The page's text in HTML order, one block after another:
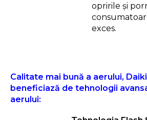
opririle și
exces.
Calitate mai bună a aerului,
beneficiază de tehnologii
aerului: